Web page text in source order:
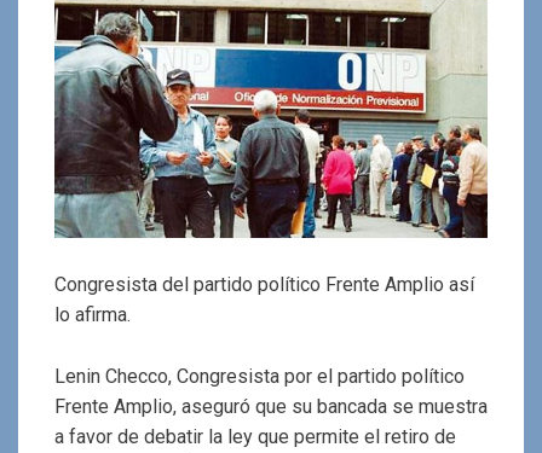
Congresista del partido político Frente Amplio así
lo afirma.
Lenin Checco, Congresista por el partido político
Frente Amplio, aseguró que su bancada se muestra
a favor de debatir la ley que permite el retiro de